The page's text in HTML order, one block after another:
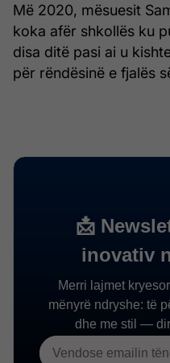
Më 2020, mësuesit
koka afër shkollës ku
disa ditë pasi ai u
për rëndësinë e fjalës